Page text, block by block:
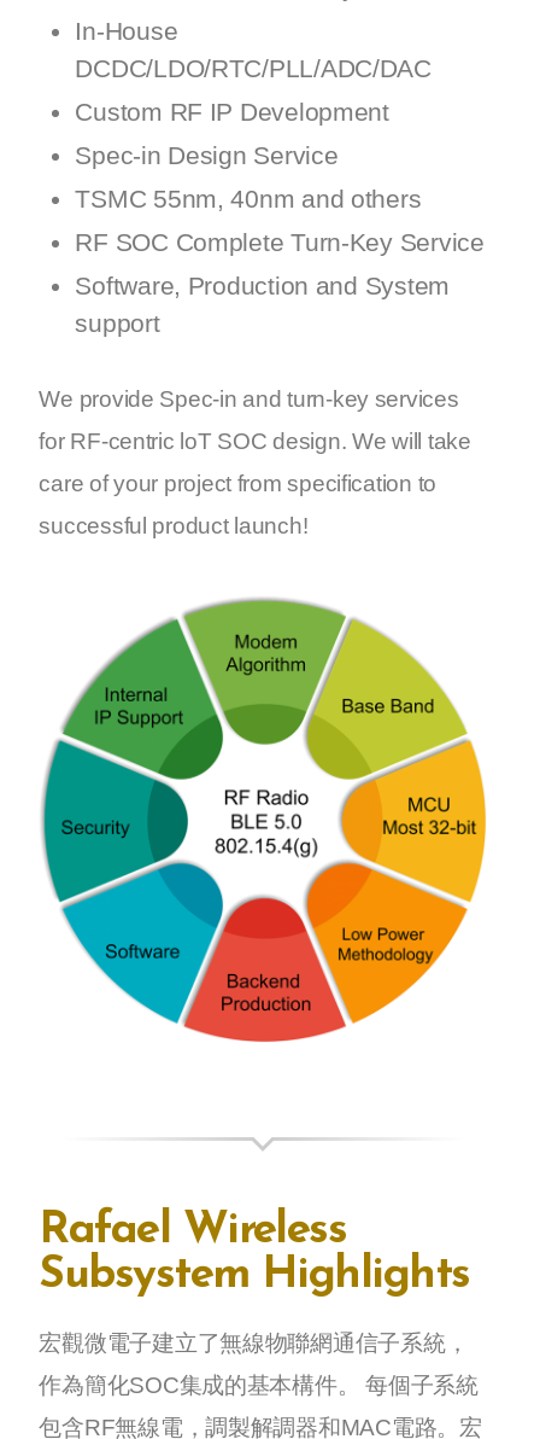
In-House
DCDC/LDO/RTC/PLL/ADC/DAC
Custom RF IP Development
Spec-in Design Service
TSMC 55nm, 40nm and others
RF SOC Complete Turn-Key Service
Software, Production and System
support
We provide Spec-in and turn-key services
for RF-centric loT SOC design. We will take
care of your project from specification to
successful product launch!
Rafael Wireless
Subsystem Highlights
宏觀微電子建立了無線物聯網通信子系統，
作為簡化SOC集成的基本構件。 每個子系統
包含RF無線電，調製解調器和MAC電路。宏